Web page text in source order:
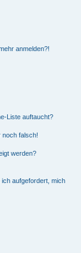
anmelden?!
Liste auftaucht?
noch falsch!
werden?
aufgefordert, mich